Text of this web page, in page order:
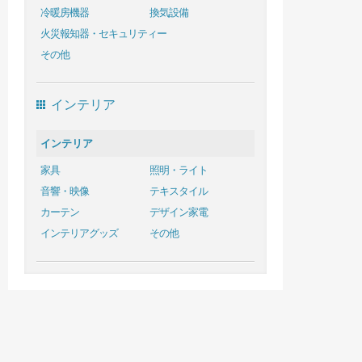
冷暖房機器
換気設備
火災報知器・セキュリティー
その他
インテリア
インテリア
家具
照明・ライト
音響・映像
テキスタイル
カーテン
デザイン家電
インテリアグッズ
その他